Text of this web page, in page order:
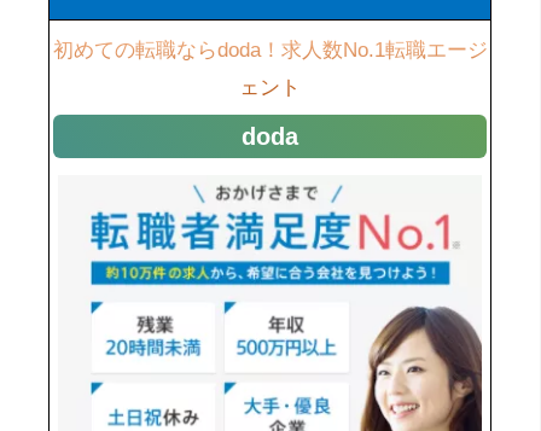
初めての転職ならdoda！求人数No.1転職エージ
ェント
doda